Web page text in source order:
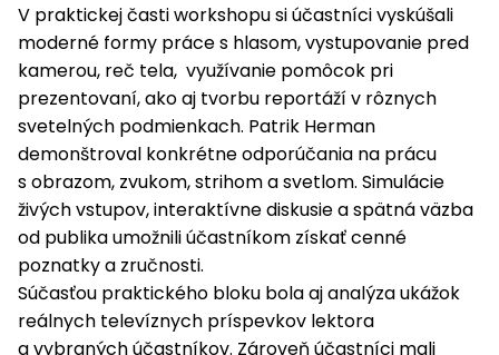
V praktickej časti workshopu si účastníci vyskúšali
moderné formy práce s hlasom, vystupovanie pred
kamerou, reč tela, využívanie pomôcok pri
prezentovaní, ako aj tvorbu reportáží v rôznych
svetelných podmienkach. Patrik Herman
demonštroval konkrétne odporúčania na prácu
s obrazom, zvukom, strihom a svetlom. Simulácie
živých vstupov, interaktívne diskusie a spätná väzba
od publika umožnili účastníkom získať cenné
poznatky a zručnosti.
Súčasťou praktického bloku bola aj analýza ukážok
reálnych televíznych príspevkov lektora
a vybraných účastníkov. Zároveň účastníci mali